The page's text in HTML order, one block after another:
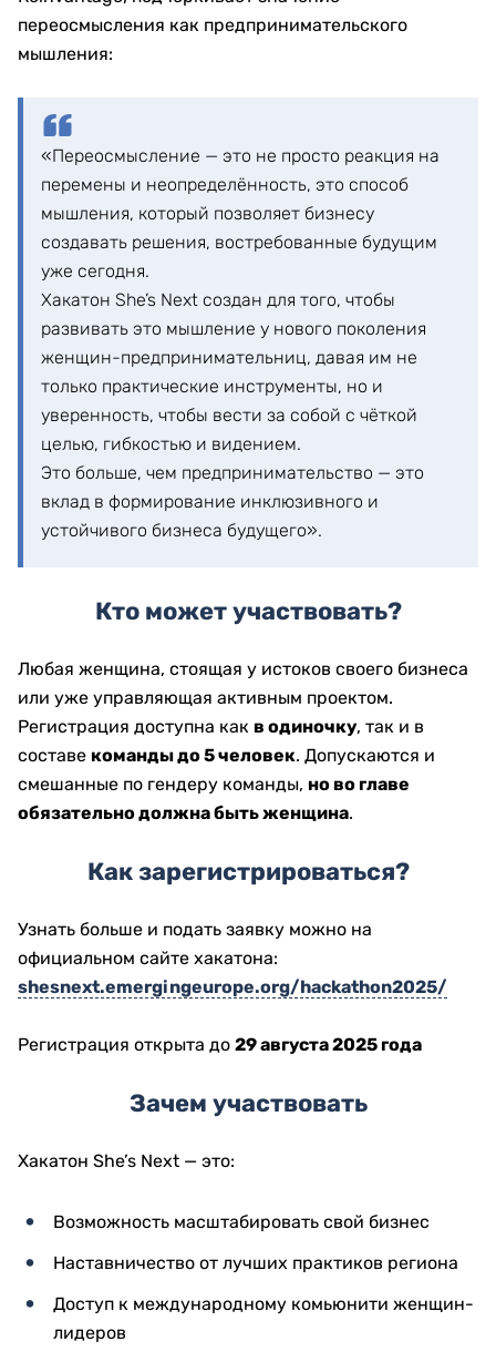
переосмысления как предпринимательского
мышления:
«Переосмысление — это не просто реакция на
перемены и неопределённость, это способ
мышления, который позволяет бизнесу
создавать решения, востребованные будущим
уже сегодня.
Хакатон She’s Next создан для того, чтобы
развивать это мышление у нового поколения
женщин-предпринимательниц, давая им не
только практические инструменты, но и
уверенность, чтобы вести за собой с чёткой
целью, гибкостью и видением.
Это больше, чем предпринимательство — это
вклад в формирование инклюзивного и
устойчивого бизнеса будущего».
Кто может участвовать?
Любая женщина, стоящая у истоков своего бизнеса
или уже управляющая активным проектом.
Регистрация доступна как в одиночку, так и в
составе команды до 5 человек. Допускаются и
смешанные по гендеру команды, но во главе
обязательно должна быть женщина.
Как зарегистрироваться?
Узнать больше и подать заявку можно на
официальном сайте хакатона:
shesnext.emergingeurope.org/hackathon2025/
Регистрация открыта до 29 августа 2025 года
Зачем участвовать
Хакатон She’s Next — это:
Возможность масштабировать свой бизнес
Наставничество от лучших практиков региона
Доступ к международному комьюнити женщин-
лидеров